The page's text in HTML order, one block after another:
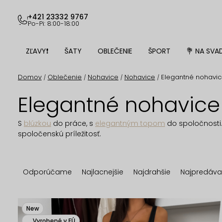
obsah
+421 23332 9767
Po-Pi: 8:00-18:00
ZĽAVY❗ ŠATY OBLEČENIE ŠPORT 💐 NA
Domov / Oblečenie / Nohavice / Nohavice / Elegantné
Elegantné nohavice
S blúzkou do práce, s elegantným topom do
spoločenskú príležitosť.
R
d
Odporúčame Najlacnejšie Najdrahšie
VNew